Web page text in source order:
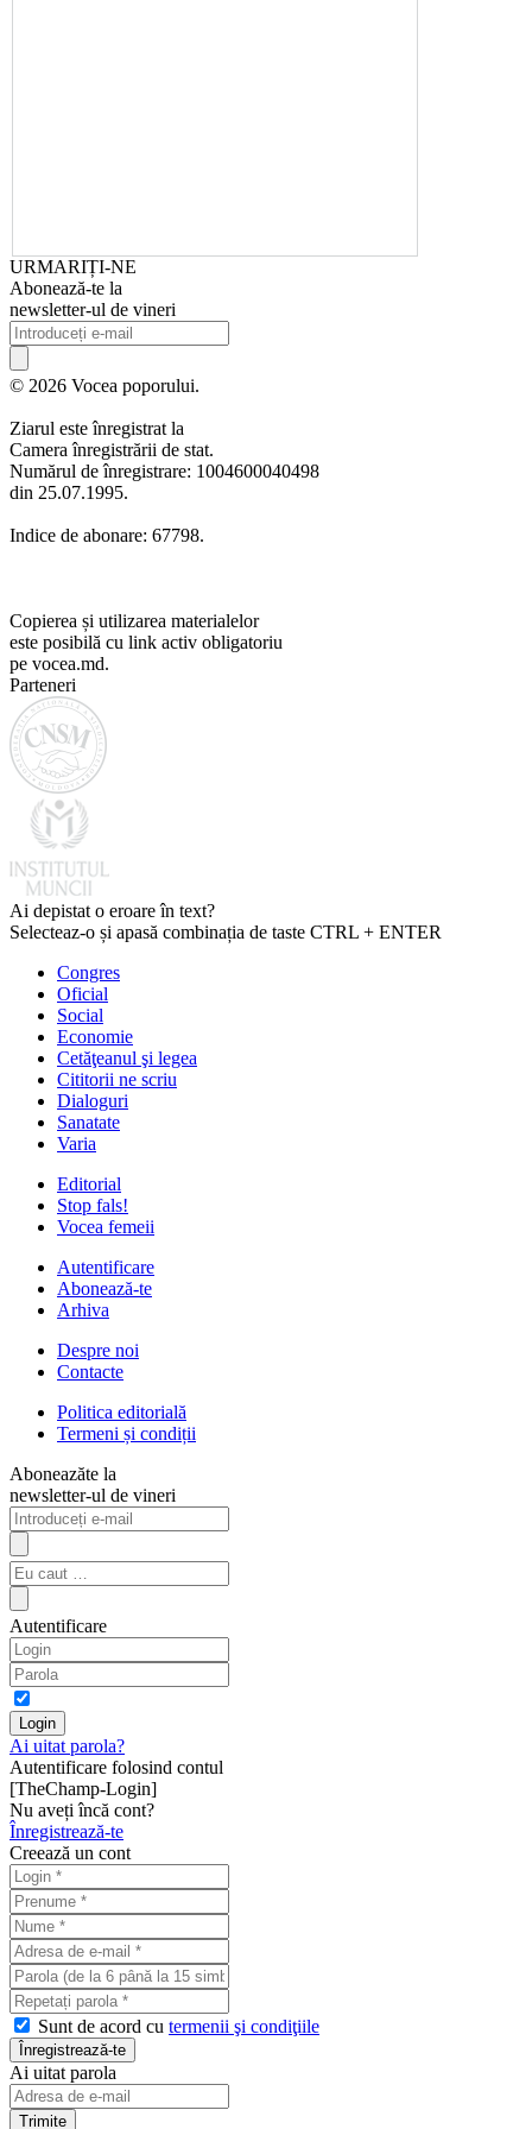
URMARIȚI-NE
Abonează-te la
newsletter-ul de vineri
© 2026 Vocea poporului.
Ziarul este înregistrat la
Camera înregistrării de stat.
Numărul de înregistrare: 1004600040498
din 25.07.1995.
Indice de abonare: 67798.
Copierea și utilizarea materialelor
este posibilă cu link activ obligatoriu
pe vocea.md.
Parteneri
Ai depistat o eroare în text?
Selecteaz-o și apasă combinația de taste CTRL + ENTER
Congres
Oficial
Social
Economie
Cetăţeanul şi legea
Cititorii ne scriu
Dialoguri
Sanatate
Varia
Editorial
Stop fals!
Vocea femeii
Autentificare
Abonează-te
Arhiva
Despre noi
Contacte
Politica editorială
Termeni și condiții
Aboneazăte la
newsletter-ul de vineri
Autentificare
Ai uitat parola?
Autentificare folosind contul
[TheChamp-Login]
Nu aveți încă cont?
Înregistrează-te
Creează un cont
Sunt de acord cu termenii şi condiţiile
Ai uitat parola